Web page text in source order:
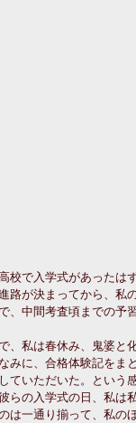
校で入学式があったは
路が決まってから、私
、中間考査頃までの予
、私は春休み、鬼婆と
みに、合格体験記をま
ていただいた。という
らの入学式の日、私は
は一通り揃って、私の